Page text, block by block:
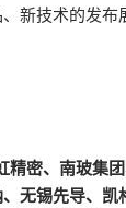
新技术的发
精密、南玻集
无锡先导